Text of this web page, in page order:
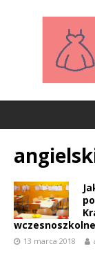
13 marca 2018